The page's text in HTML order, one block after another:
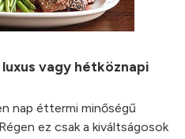
vagy hétköznapi
nap éttermi minőségű
ez csak a kiváltságosok